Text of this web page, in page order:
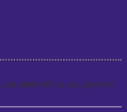
txt oder rtf an uns gesendet